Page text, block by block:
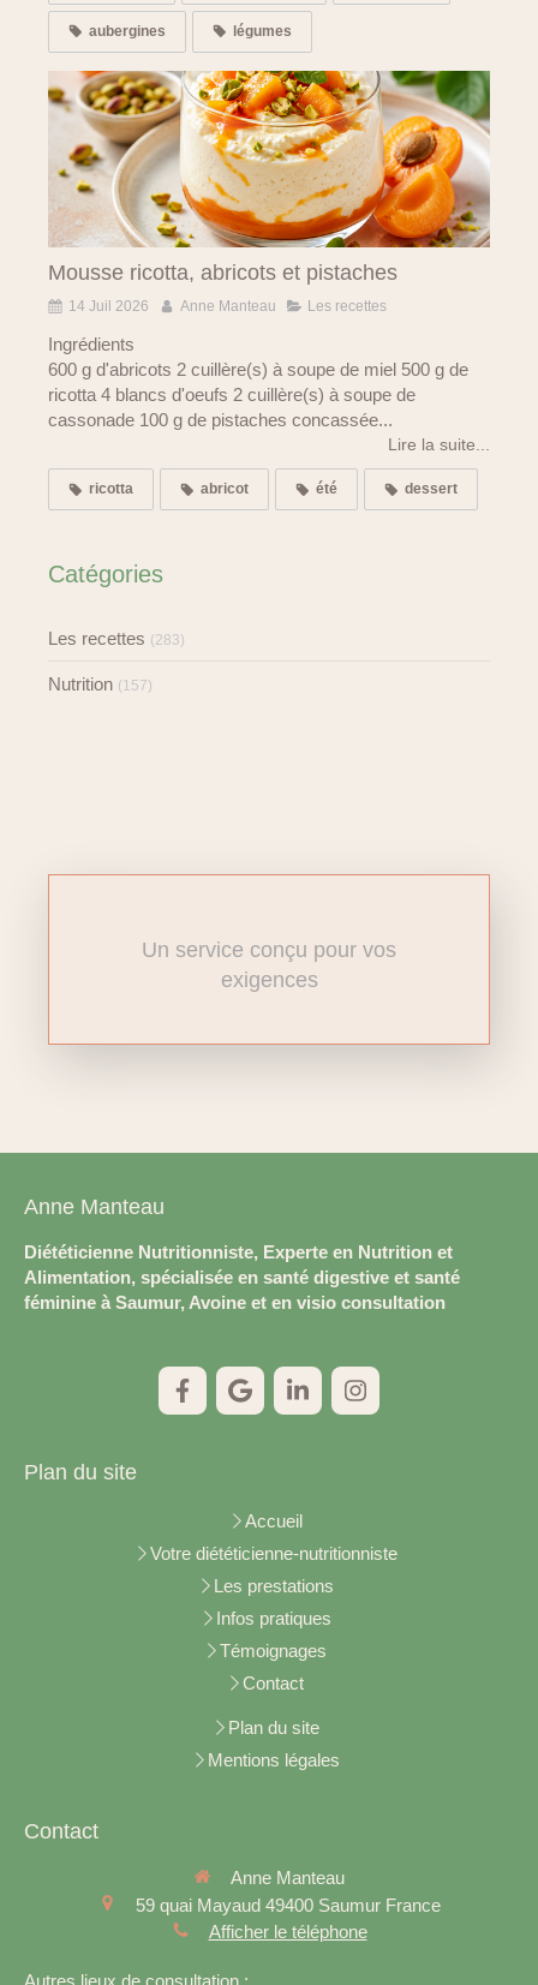
aubergines légumes
Mousse ricotta, abricots et pistaches
14 Juil 2026 Anne Manteau Les recettes
Ingrédients
600 g d'abricots 2 cuillère(s) à soupe de miel 500 g de
ricotta 4 blancs d'oeufs 2 cuillère(s) à soupe de
cassonade 100 g de pistaches concassée...
Lire la suite...
ricotta abricot été dessert
Catégories
Les recettes (283)
Nutrition (157)
Un service conçu pour vos
exigences
Anne Manteau
Diététicienne Nutritionniste, Experte en Nutrition et
Alimentation, spécialisée en santé digestive et santé
féminine à Saumur, Avoine et en visio consultation
Plan du site
Accueil
Votre diététicienne-nutritionniste
Les prestations
Infos pratiques
Témoignages
Contact
Plan du site
Mentions légales
Contact
Anne Manteau
59 quai Mayaud 49400 Saumur France
Afficher le téléphone